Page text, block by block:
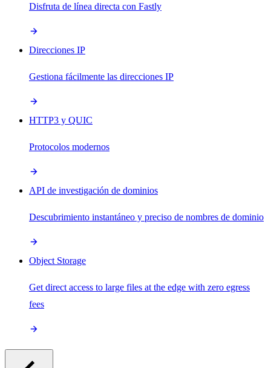
Disfruta de línea directa con Fastly
Direcciones IP
Gestiona fácilmente las direcciones IP
HTTP3 y QUIC
Protocolos modernos
API de investigación de dominios
Descubrimiento instantáneo y preciso de nombres de dominio
Object Storage
Get direct access to large files at the edge with zero egress
fees